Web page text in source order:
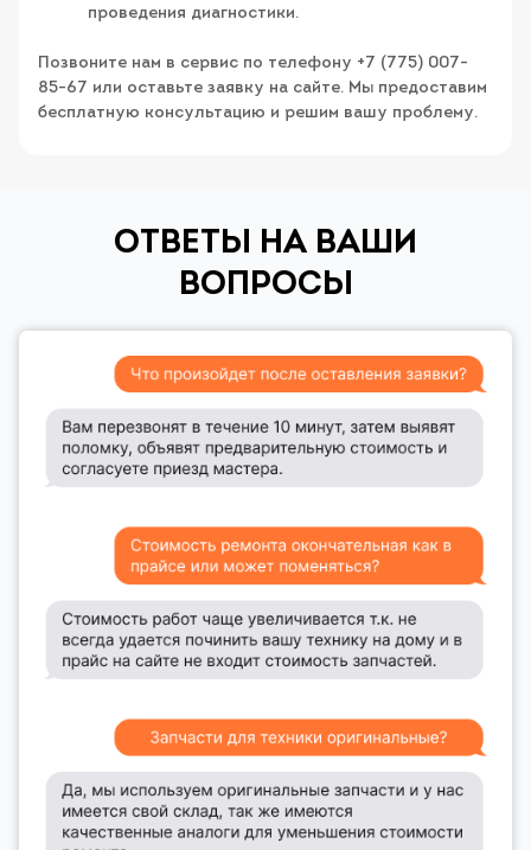
проведения диагностики.
Позвоните нам в сервис по телефону +7 (775) 007-
85-67 или оставьте заявку на сайте. Мы предоставим
бесплатную консультацию и решим вашу проблему.
ОТВЕТЫ НА ВАШИ
ВОПРОСЫ